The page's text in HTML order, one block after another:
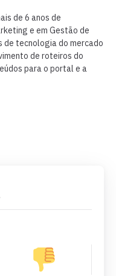
de 6 anos de
e em Gestão de
de tecnologia do mercado
de roteiros do
para o portal e a